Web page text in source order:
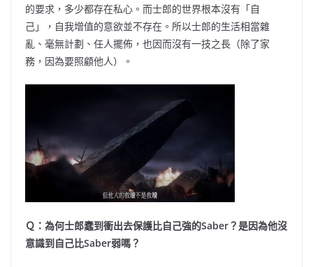
的要求，多少都存在私心。而士郎的世界根本沒有「自
己」，自我增值的意欲並不存在。所以士郎的生活相當雜
亂、毫無計劃、任人擺佈，也因而沒有一技之長（除了家
務，因為要照顧他人）。
Ｑ：為何士郎蠢到衝出去保護比自己強的Saber？是因為他沒
意識到自己比Saber弱嗎？